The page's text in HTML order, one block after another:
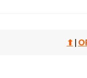
⬆ |